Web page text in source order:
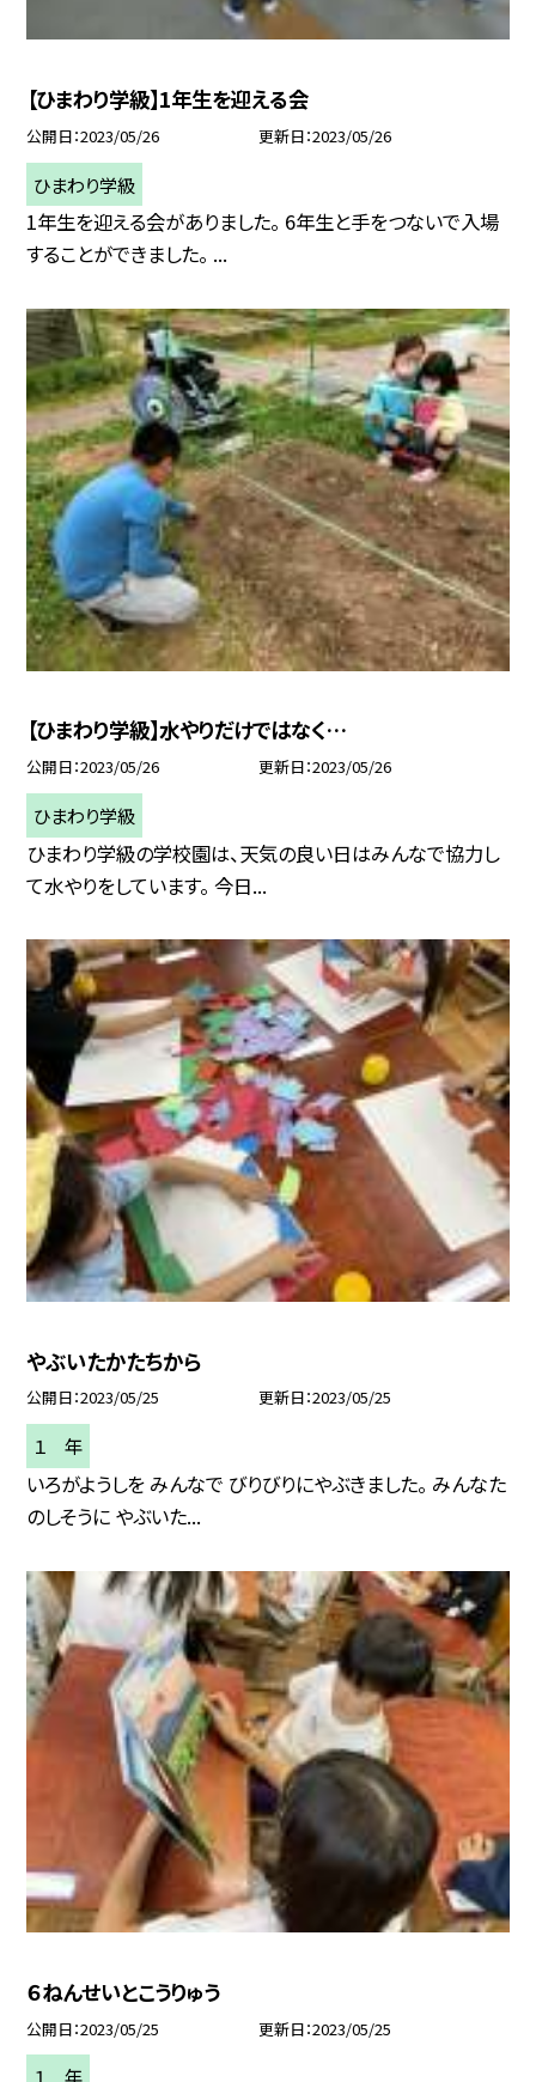
【ひまわり学級】1年生を迎える会
公開日 2023/05/26 更新日 2023/05/26
ひまわり学級
1年生を迎える会がありました。 6年生と手をつないで入場
することができました。 ...
【ひまわり学級】水やりだけではなく…
公開日 2023/05/26 更新日 2023/05/26
ひまわり学級
ひまわり学級の学校園は、天気の良い日はみんなで協力し
て水やりをしています。 今日...
やぶいたかたちから
公開日 2023/05/25 更新日 2023/05/25
１ 年
いろがようしを みんなで びりびりにやぶきました。 みんなた
のしそうに やぶいた...
６ねんせいとこうりゅう
公開日 2023/05/25 更新日 2023/05/25
１ 年